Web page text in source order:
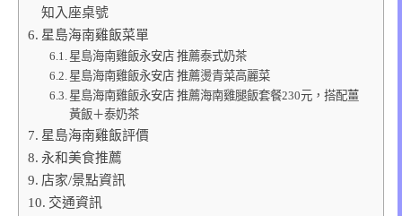
知入座桌號
星島海南雞飯菜單
星島海南雞飯永安店 推薦泰式奶茶
星島海南雞飯永安店 推薦燙青菜高麗菜
星島海南雞飯永安店 推薦海南雞腿飯套餐230元，搭配薑
黃飯＋泰奶茶
星島海南雞飯評價
永和美食推薦
店家/景點資訊
交通資訊